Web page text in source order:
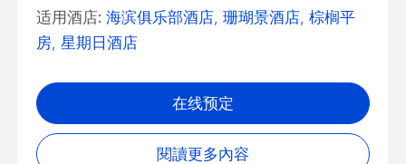
适用酒店: 海滨俱乐部酒店 珊瑚景酒店 棕榈平
房 星期日酒店
在线预定
閱讀更多內容